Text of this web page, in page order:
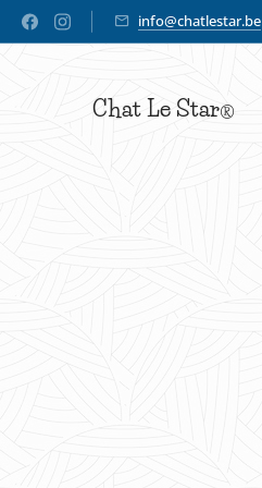
info@chatlestar.be
Chat Le Star®